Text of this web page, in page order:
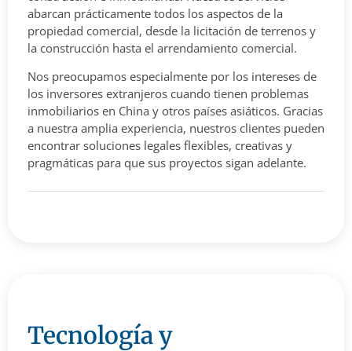
abarcan prácticamente todos los aspectos de la
propiedad comercial, desde la licitación de terrenos y
la construcción hasta el arrendamiento comercial.
Nos preocupamos especialmente por los intereses de
los inversores extranjeros cuando tienen problemas
inmobiliarios en China y otros países asiáticos. Gracias
a nuestra amplia experiencia, nuestros clientes pueden
encontrar soluciones legales flexibles, creativas y
pragmáticas para que sus proyectos sigan adelante.
Tecnología y